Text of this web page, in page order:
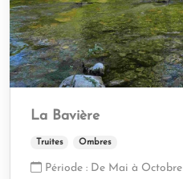
La Bavière
Truites Ombres
Période : De Mai à Octobre